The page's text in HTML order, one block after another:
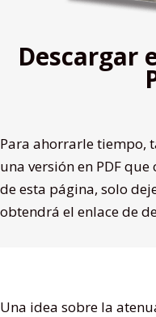
Descargar
Para ahorrarle tiempo,
una versión en PDF
de esta página, solo
obtendrá el enlace de
Una idea sobre la